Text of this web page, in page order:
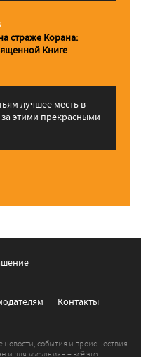
страже Корана:
Книге
лучшее месть в
этими прекрасными
Контакты
новости, события и происшествия
и для мусульман – всё это